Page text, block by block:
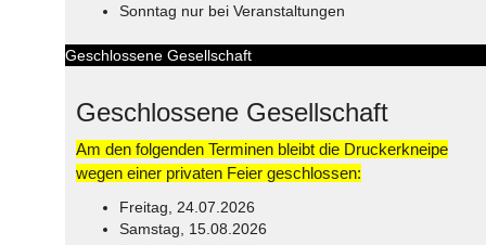
Sonntag nur bei Veranstaltungen
Geschlossene Gesellschaft
Geschlossene Gesellschaft
Am den folgenden Terminen bleibt die Druckerkneipe
wegen einer privaten Feier geschlossen:
Freitag, 24.07.2026
Samstag, 15.08.2026